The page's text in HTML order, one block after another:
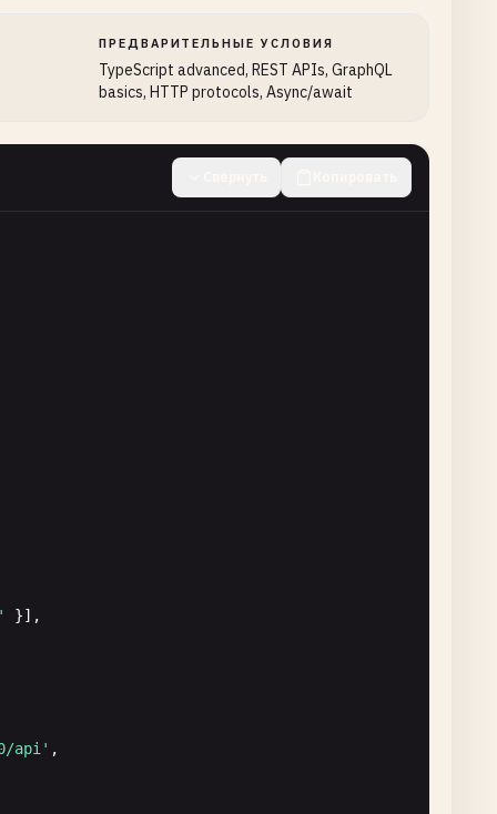
ПРЕДВАРИТЕЛЬНЫЕ УСЛОВИЯ
TypeScript advanced, REST APIs, GraphQL
basics, HTTP protocols, Async/await
}],
api' ,